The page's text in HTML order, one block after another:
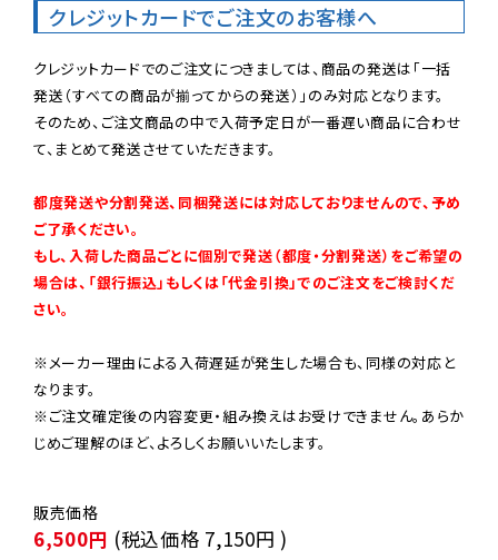
クレジットカードでご注文のお客様へ
クレジットカードでのご注文につきましては、商品の発送は「一括
発送（すべての商品が揃ってからの発送）」のみ対応となります。
そのため、ご注文商品の中で入荷予定日が一番遅い商品に合わせ
て、まとめて発送させていただきます。
都度発送や分割発送、同梱発送には対応しておりませんので、予め
ご了承ください。
もし、入荷した商品ごとに個別で発送（都度・分割発送）をご希望の
場合は、「銀行振込」もしくは「代金引換」でのご注文をご検討くだ
さい。
※メーカー理由による入荷遅延が発生した場合も、同様の対応と
なります。
※ご注文確定後の内容変更・組み換えはお受けできません。あらか
じめご理解のほど、よろしくお願いいたします。
6,500円 (税込価格 7,150円 )